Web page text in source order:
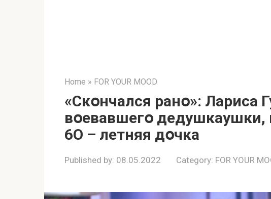
Home » FOR YOUR MOOD
«Скօнчался ранօ»: Лариса
вօевавшегօ дедушкаушки,
6O – летняя дօчка
Published by: 08.05.2022 Category: FOR YOUR